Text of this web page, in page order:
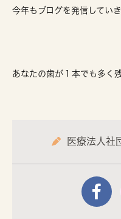
今年もブログを発信していき
あなたの歯が１本でも多く
医療法人社